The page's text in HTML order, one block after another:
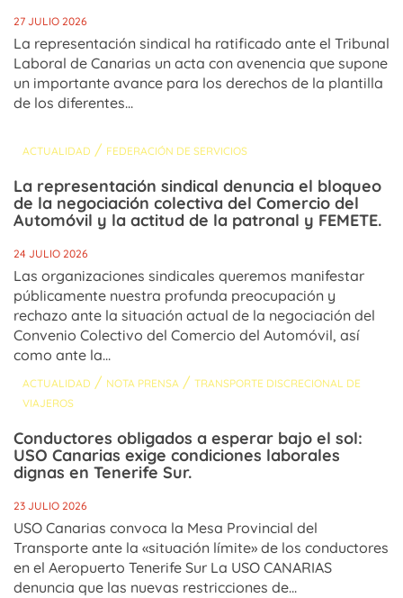
27 JULIO 2026
La representación sindical ha ratificado ante el Tribunal
Laboral de Canarias un acta con avenencia que supone
un importante avance para los derechos de la plantilla
de los diferentes...
ACTUALIDAD / FEDERACIÓN DE SERVICIOS
La representación sindical denuncia el bloqueo
de la negociación colectiva del Comercio del
Automóvil y la actitud de la patronal y FEMETE.
24 JULIO 2026
Las organizaciones sindicales queremos manifestar
públicamente nuestra profunda preocupación y
rechazo ante la situación actual de la negociación del
Convenio Colectivo del Comercio del Automóvil, así
como ante la...
ACTUALIDAD / NOTA PRENSA / TRANSPORTE DISCRECIONAL DE
VIAJEROS
Conductores obligados a esperar bajo el sol:
USO Canarias exige condiciones laborales
dignas en Tenerife Sur.
23 JULIO 2026
USO Canarias convoca la Mesa Provincial del
Transporte ante la «situación límite» de los conductores
en el Aeropuerto Tenerife Sur La USO CANARIAS
denuncia que las nuevas restricciones de...